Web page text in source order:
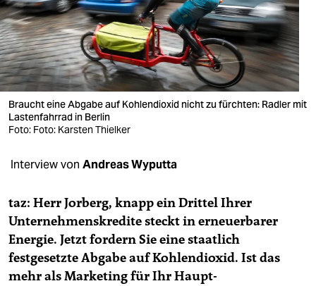
nord
wahrheit
verlag
verlag
veranstaltungen
unterstützen
abo
genossenschaft
Braucht eine Abgabe auf Kohlendioxid nicht zu fürchten: Radler mit
Lastenfahrrad in Berlin
Foto: Foto: Karsten Thielker
Interview von Andreas Wyputta
taz: Herr Jorberg, knapp ein Drittel Ihrer
Unternehmenskredite steckt in erneuerbarer
Energie. Jetzt fordern Sie eine staatlich
festgesetzte Abgabe auf Kohlendioxid. Ist das
mehr als Marketing für Ihr Haupt-